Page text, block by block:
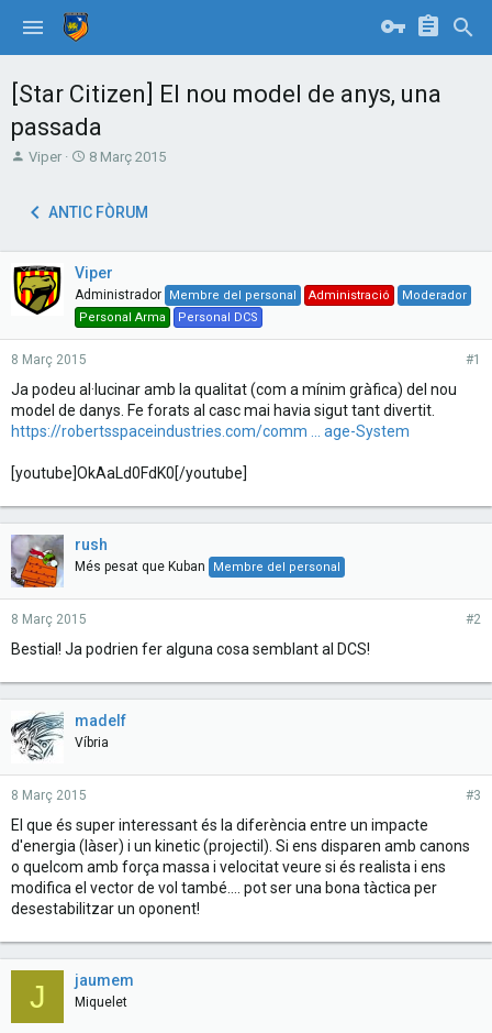
[Star Citizen] El nou model de anys, una
passada
T
e
d
s
t
a
t
r
Viper
S
r
d
a
t
e
8 Març 2015
ANTIC FÒRUM
Viper
Administrador Membre del personal Administració
Moderador
Personal Arma
Personal DCS
8 Març 2015 #1
Ja podeu al·lucinar amb la qualitat (com a mínim gràfica) del nou
model de danys. Fe forats al casc mai havia sigut tant divertit.
https://robertsspaceindustries.com/comm ... age-System
[youtube]OkAaLd0FdK0[/youtube]
rush
Més pesat que Kuban Membre del personal
8 Març 2015 #2
Bestial! Ja podrien fer alguna cosa semblant al DCS!
madelf
Víbria
8 Març 2015 #3
El que és super interessant és la diferència entre un impacte
d'energia (làser) i un kinetic (projectil). Si ens disparen amb canons
o quelcom amb força massa i velocitat veure si és realista i ens
modifica el vector de vol també.... pot ser una bona tàctica per
desestabilitzar un oponent!
J jaumem
Miquelet